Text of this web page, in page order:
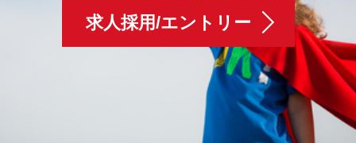
求人採用/エントリー